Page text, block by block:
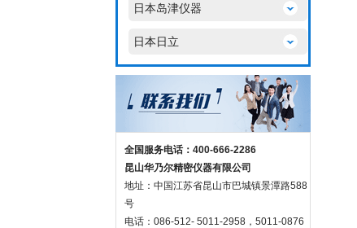
日本岛津仪器
日本日立
全国服务电话：400-666-2286
昆山华乃尔精密仪器有限公司
地址：中国江苏省昆山市巴城镇景潭路588
号
电话：086-512- 5011-2958，5011-0876